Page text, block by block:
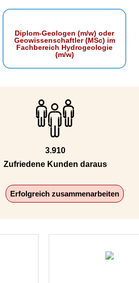
Diplom-Geologen (m/w) oder
Geowissenschaftler (MSc) im
Fachbereich Hydrogeologie
(m/w)
3.910
Zufriedene Kunden daraus
Erfolgreich zusammenarbeiten